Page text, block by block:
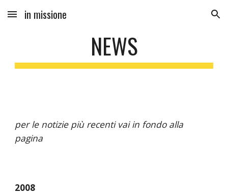
Skip to main content Skip to navigation
in missione
NEWS
per le notizie più recenti vai in fondo alla
pagina
2008